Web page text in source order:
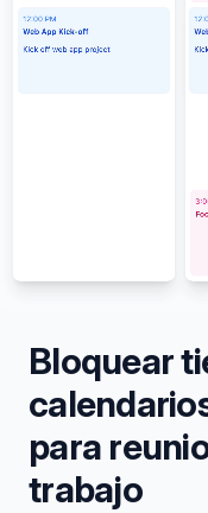
Bloquear
para
trabajo